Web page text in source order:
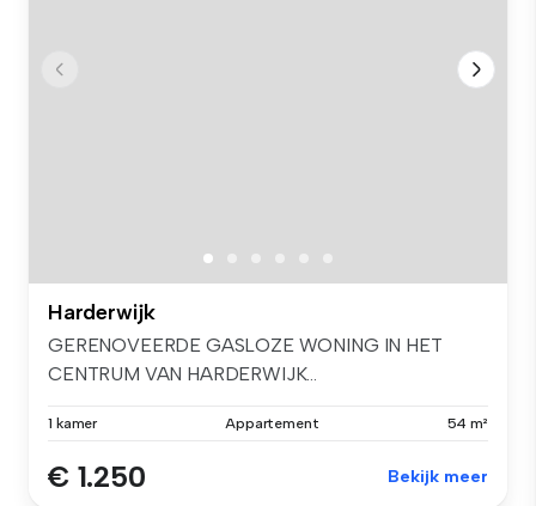
Harderwijk
GERENOVEERDE GASLOZE WONING IN HET
CENTRUM VAN HARDERWIJK...
1 kamer Appartement 54 m²
€ 1.250 Bekijk meer